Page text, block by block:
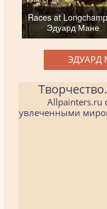
Races at
Эдуард Мане
ЭДУАРД
Allpainters.ru
увлеченными